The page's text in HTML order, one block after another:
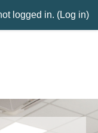
logged in. (Log in)